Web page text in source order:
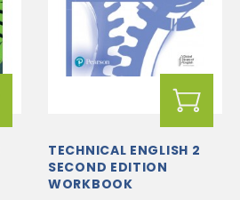
TECHNICAL ENGLISH 2
SECOND EDITION
WORKBOOK